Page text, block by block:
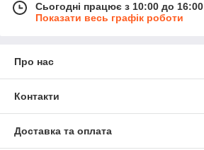
Сьогодні працює з 10:00 до 16:00
Показати весь графік роботи
Про нас
Контакти
Доставка та оплата